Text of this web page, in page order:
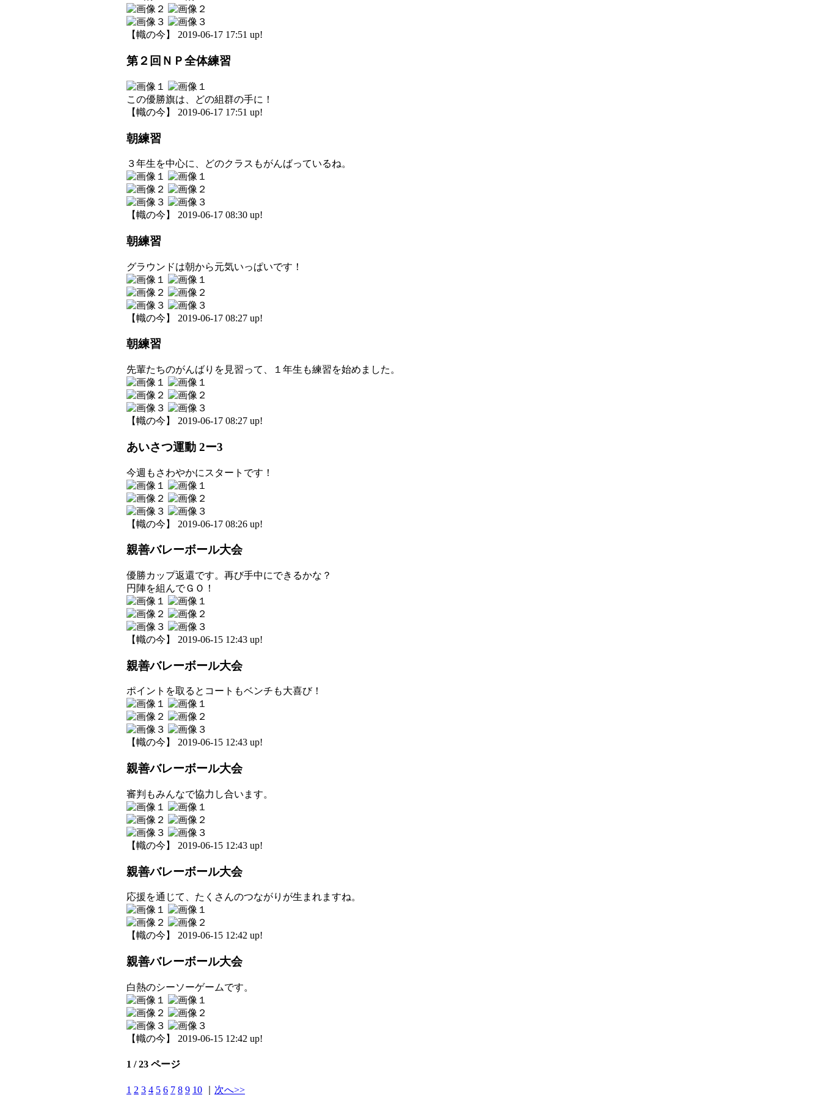
【幟の今】 2019-06-17 17:51 up!
第２回ＮＰ全体練習
この優勝旗は、どの組群の手に！
【幟の今】 2019-06-17 17:51 up!
朝練習
３年生を中心に、どのクラスもがんばっているね。
【幟の今】 2019-06-17 08:30 up!
朝練習
グラウンドは朝から元気いっぱいです！
【幟の今】 2019-06-17 08:27 up!
朝練習
先輩たちのがんばりを見習って、１年生も練習を始めました。
【幟の今】 2019-06-17 08:27 up!
あいさつ運動 2ー3
今週もさわやかにスタートです！
【幟の今】 2019-06-17 08:26 up!
親善バレーボール大会
優勝カップ返還です。再び手中にできるかな？
円陣を組んでＧＯ！
【幟の今】 2019-06-15 12:43 up!
親善バレーボール大会
ポイントを取るとコートもベンチも大喜び！
【幟の今】 2019-06-15 12:43 up!
親善バレーボール大会
審判もみんなで協力し合います。
【幟の今】 2019-06-15 12:43 up!
親善バレーボール大会
応援を通じて、たくさんのつながりが生まれますね。
【幟の今】 2019-06-15 12:42 up!
親善バレーボール大会
白熱のシーソーゲームです。
【幟の今】 2019-06-15 12:42 up!
1 / 23 ページ
1 2 3 4 5 6 7 8 9 10 次へ>>